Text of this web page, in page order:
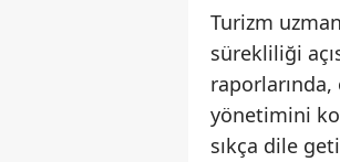
Turizm
sürekliliği
raporlarında,
yönetimini
sıkça dile